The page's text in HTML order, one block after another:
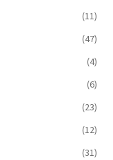
(11)
(47)
(4)
(6)
(23)
(12)
(31)